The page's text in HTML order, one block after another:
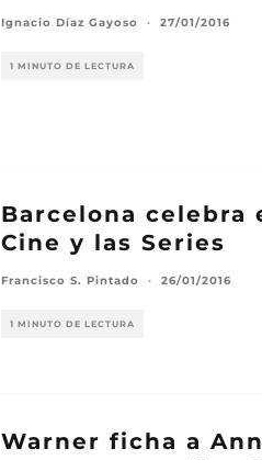
Ignacio Díaz Gayoso · 27/01/2016
1 MINUTO DE LECTURA
Barcelona celebra
Cine y las Series
Francisco S. Pintado · 26/01/2016
1 MINUTO DE LECTURA
Warner ficha a